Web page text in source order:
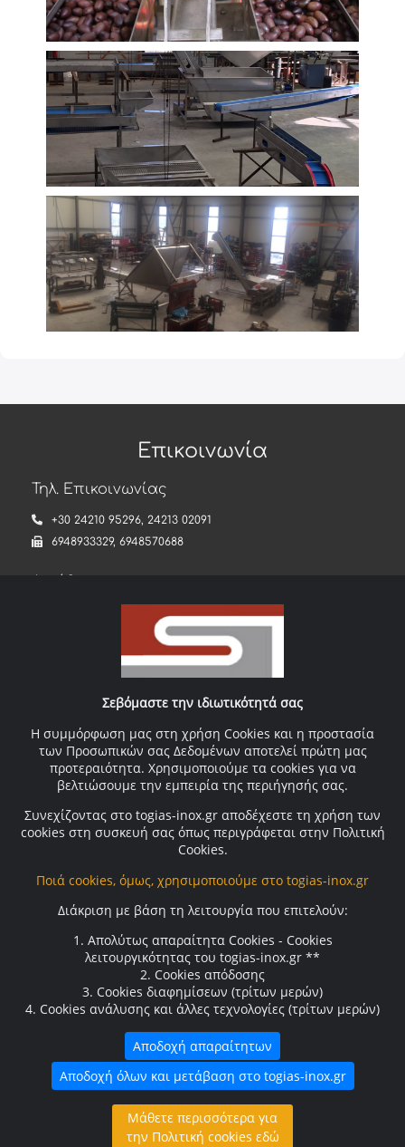
Σεβόμαστε την ιδιωτικότητά σας
Η συμμόρφωση μας στη χρήση Cookies και η προστασία
των Προσωπικών σας Δεδομένων αποτελεί πρώτη μας
προτεραιότητα. Χρησιμοποιούμε τα cookies για να
βελτιώσουμε την εμπειρία της περιήγησής σας.
Συνεχίζοντας στο togias-inox.gr αποδέχεστε τη χρήση των
cookies στη συσκευή σας όπως περιγράφεται στην Πολιτική
Cookies.
Ποιά cookies, όμως, χρησιμοποιούμε στο togias-inox.gr
Διάκριση με βάση τη λειτουργία που επιτελούν:
1. Απολύτως απαραίτητα Cookies - Cookies
λειτουργικότητας του togias-inox.gr **
2. Cookies απόδοσης
3. Cookies διαφημίσεων (τρίτων μερών)
4. Cookies ανάλυσης και άλλες τεχνολογίες (τρίτων μερών)
Αποδοχή απαραίτητων
Αποδοχή όλων και μετάβαση στο togias-inox.gr
Μάθετε περισσότερα για
την Πολιτική cookies εδώ
Επικοινωνία
Τηλ. Επικοινωνίας
+30 24210 95296 24213 02091
6948933329, 6948570688
ΒΙΟ.ΠΑ. Ο.Τ.13, Α’ ΒΙΠΕ ΒΟΛΟΥ Τ.Θ. 1052, Βόλου 2, τ.κ.
sokratistogias@gmail.com
Όροι χρήσης
Όροι χρήσης
Πολιτική απορρήτου
Πολιτική Cookies
Ακολουθήστε μας
Χρήσιμοι σύνδεσμοι
Downloads
© 2023 togias-inox.gr created and powered by